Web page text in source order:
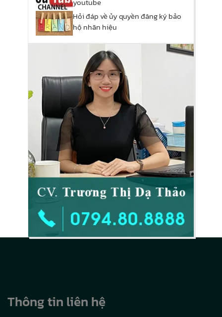
Hỏi đáp về ủy quyền đăng ký bảo
hộ nhãn hiệu
Thông tin liên hệ